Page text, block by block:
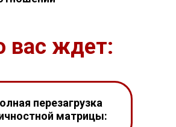
перезагрузка
матрицы:
вас ждет: